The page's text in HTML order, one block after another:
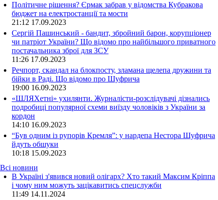
Політичне рішення? Єрмак забрав у відомства Кубракова
бюджет на електростанції та мости
21:12 17.09.2023
Сергій Пашинський - бандит, збройний барон, корупціонер
чи патріот України? Що відомо про найбільшого приватного
постачальника зброї для ЗСУ
11:26 17.09.2023
Речпорт, скандал на блокпосту, зламана щелепа дружини та
бійки в Раді. Що відомо про Шуфрича
19:00 16.09.2023
«ШЛЯХетні» ухилянти. Журналісти-розслідувачі дізнались
подробиці популярної схеми виїзду чоловіків з України за
кордон
14:10 16.09.2023
“Був одним із рупорів Кремля”: у нардепа Нестора Шуфрича
йдуть обшуки
10:18 15.09.2023
Всі новини
В Україні з'явився новий олігарх? Хто такий Максим Кріппа
і чому ним можуть зацікавитись спецслужби
11:49 14.11.2024